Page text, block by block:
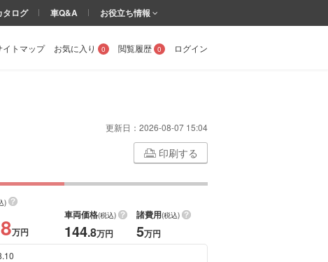
イトマップ お気に入り 0 閲覧履歴 0 ログイン
タログ 車Q&A お役立ち情報
更新日： 2026-08-07 15:04
印刷する
)
万円
車両価格(税込)
144.8万円
諸費用(税込)
5万円